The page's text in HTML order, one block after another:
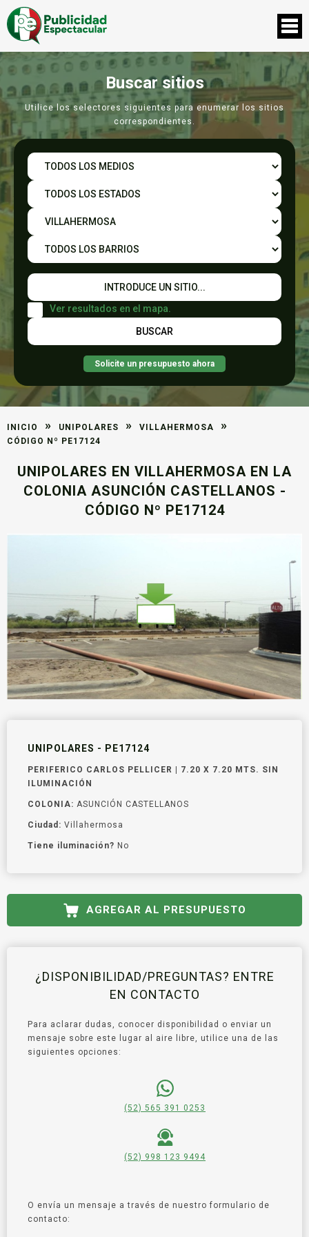
Buscar sitios
Utilice los selectores siguientes para enumerar los sitios
correspondientes.
Ver resultados en el mapa.
Solicite un presupuesto ahora
INICIO » UNIPOLARES » VILLAHERMOSA »
CÓDIGO Nº PE17124
UNIPOLARES EN VILLAHERMOSA EN LA
COLONIA ASUNCIÓN CASTELLANOS -
CÓDIGO Nº PE17124
UNIPOLARES - PE17124
PERIFERICO CARLOS PELLICER | 7.20 X 7.20 MTS. SIN
ILUMINACIÓN
COLONIA: ASUNCIÓN CASTELLANOS
Ciudad: Villahermosa
Tiene iluminación? No
AGREGAR AL PRESUPUESTO
¿DISPONIBILIDAD/PREGUNTAS? ENTRE
EN CONTACTO
Para aclarar dudas, conocer disponibilidad o enviar un
mensaje sobre este lugar al aire libre, utilice una de las
siguientes opciones:
(52) 565 391 0253
(52) 998 123 9494
O envía un mensaje a través de nuestro formulario de
contacto: